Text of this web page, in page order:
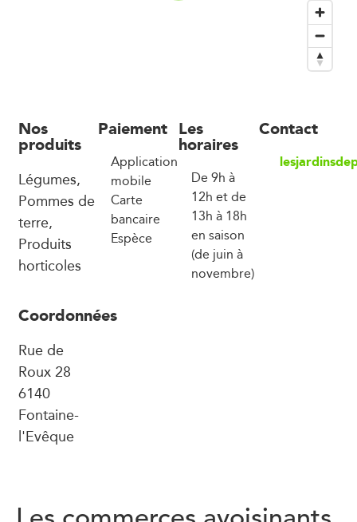
Nos
produits
Légumes,
Pommes de
terre,
Produits
horticoles
Paiement
Application
mobile
Carte
bancaire
Espèce
Les
horaires
De 9h à
12h et de
13h à 18h
en saison
(de juin à
novembre)
Contact
Coordonnées
Rue de
Roux 28
6140
Fontaine-
l'Evêque